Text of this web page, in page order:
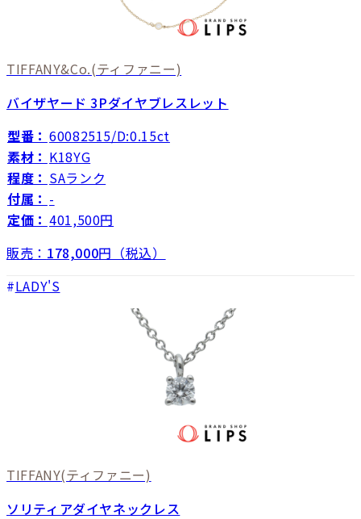
TIFFANY&Co.(ティファニー)
バイザヤード 3Pダイヤブレスレット
型番： 60082515/D:0.15ct
素材： K18YG
程度： SAランク
付属： -
定価： 401,500円
販売： 178,000円（税込）
LADY'S
TIFFANY(ティファニー)
ソリティアダイヤネックレス